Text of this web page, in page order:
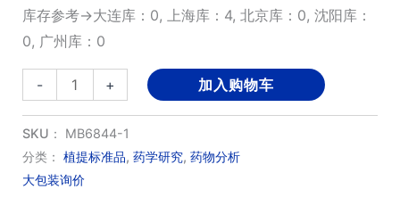
库存参考→大连库：0, 上海库：4, 北京库：0, 沈阳库：
0, 广州库：0
-
甲
异
波
尔
+ 加入购物车
SKU： MB6844-1
分类： 植提标准品, 药学研究, 药物分析
大包装询价